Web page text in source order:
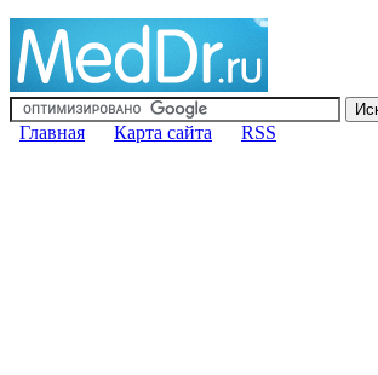
Главная Карта сайта RSS